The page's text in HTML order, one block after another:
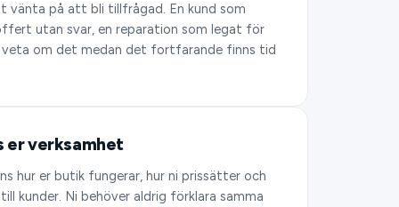
vänta på att bli tillfrågad. En kund som
utan svar, en reparation som legat för
veta om det medan det fortfarande finns tid
er verksamhet
hur er butik fungerar, hur ni prissätter och
kunder. Ni behöver aldrig förklara samma